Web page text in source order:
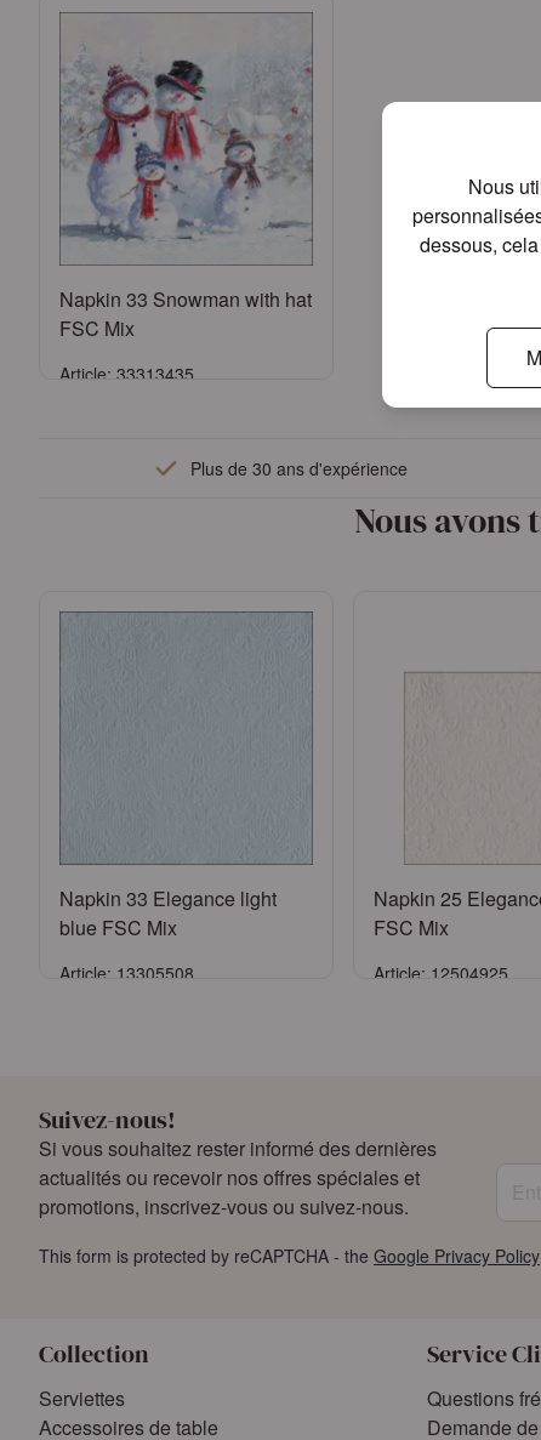
Nous
dessous,
Napkin 33 Snowman with hat
FSC Mix
Article: 33313435
Demander un compte
Plus de 30 ans d'expérience
Nous
Napkin 33 Elegance light
blue FSC Mix
Article: 13305508
Napkin 25
FSC Mix
Article: 12504925
Suivez-nous!
Si vous souhaitez rester informé des dernières
actualités ou recevoir nos offres spéciales et
promotions, inscrivez-vous ou suivez-nous.
This form is protected by reCAPTCHA - the Google Privacy Policy
Collection
Serviettes
Accessoires de table
Service
Questions
Demande